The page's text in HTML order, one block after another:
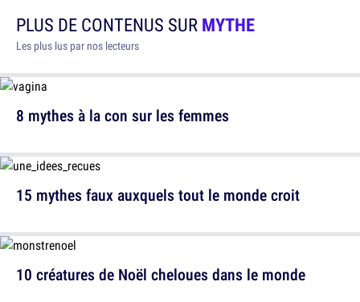
PLUS DE CONTENUS SURMYTHE
Les plus lus par nos lecteurs
8 mythes à la con sur les femmes
10 créatures de Noël cheloues dans le monde
15 mythes faux auxquels tout le monde croit